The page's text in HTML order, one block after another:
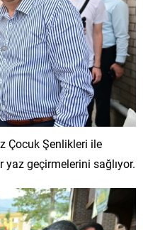
Çocuk Şenlikleri ile
yaz geçirmelerini sağlıyor.